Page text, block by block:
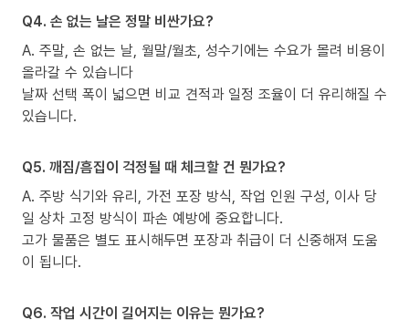
Q4. 손 없는 날은 정말 비싼가요?
A. 주말, 손 없는 날, 월말/월초, 성수기에는 수요가 몰려 비용이
올라갈 수 있습니다
날짜 선택 폭이 넓으면 비교 견적과 일정 조율이 더 유리해질 수
있습니다.
Q5. 깨짐/흠집이 걱정될 때 체크할 건 뭔가요?
A. 주방 식기와 유리, 가전 포장 방식, 작업 인원 구성, 이사 당
일 상차 고정 방식이 파손 예방에 중요합니다.
고가 물품은 별도 표시해두면 포장과 취급이 더 신중해져 도움
이 됩니다.
Q6. 작업 시간이 길어지는 이유는 뭔가요?